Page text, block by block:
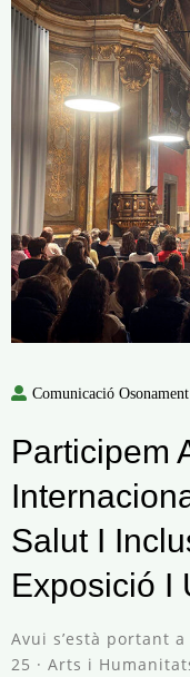
Comunicació Osonament
Participem
Salut I
Exposició I
Avui s’està portant
25 · Arts i